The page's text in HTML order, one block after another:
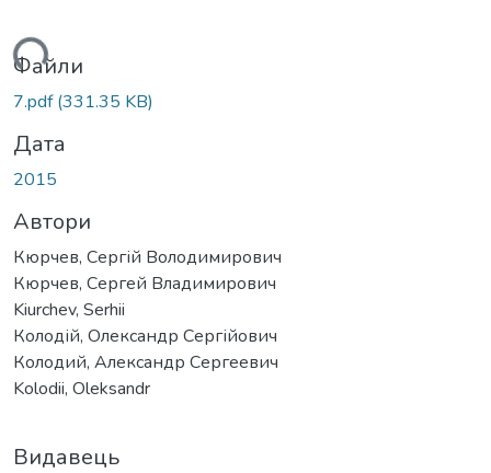
Файли
7.pdf(331.35 KB)
Дата
2015
Автори
Кюрчев, Сергій Володимирович
Кюрчев, Сергей Владимирович
Kiurchеv, Serhii
Колодій, Олександр Сергійович
Колодий, Александр Сергеевич
Kolodii, Oleksandr
Видавець